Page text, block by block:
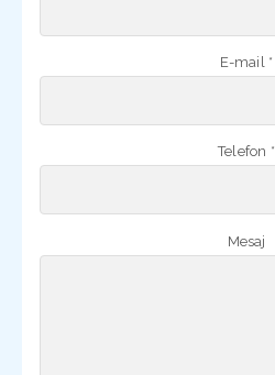
E-mail *
Telefon *
Mesaj